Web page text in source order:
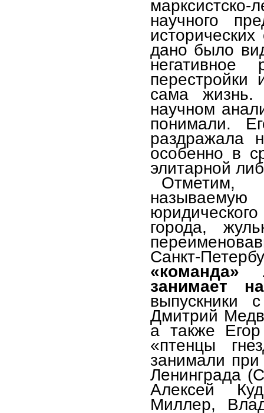
марксистско-
научного
дано было
негативное
перестройки
сама
научном
понимали.
раздражала
особенно в
элитарной
города,
Санкт-
занимает
Дмитрий
а также
«птенцы
занимали
Ленинграда
Алексей
Миллер,